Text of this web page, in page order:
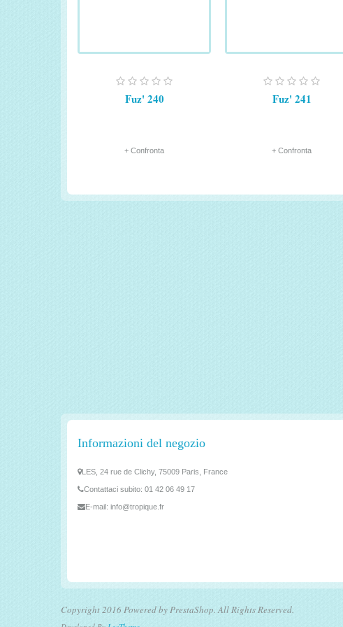
Fuz' 240
+ Confronta
Fuz' 241
+ Confronta
Informazioni del negozio
LES, 24 rue de Clichy, 75009 Paris, France
Contattaci subito: 01 42 06 49 17
E-mail: info@tropique.fr
Copyright 2016 Powered by PrestaShop. All Rights Reserved.